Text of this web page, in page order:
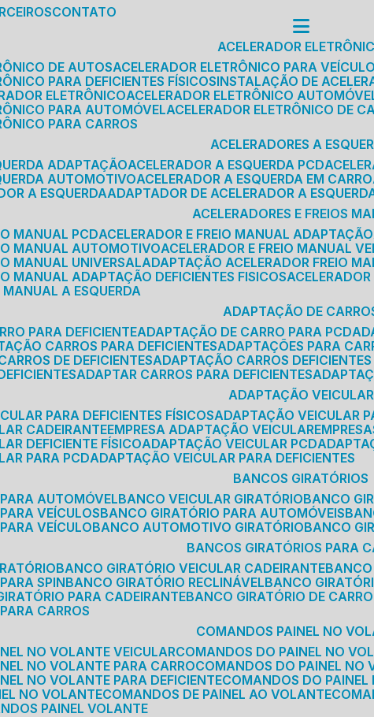
CONTATO
ACELERADOR
DE AUTOS ACELERADOR ELETRÔNICO PARA
PARA DEFICIENTES FÍSICOS INSTALAÇÃO DE
ELETRÔNICO ACELERADOR ELETRÔNICO
PARA AUTOMÓVEL ACELERADOR ELETRÔNICO DE
PARA CARROS
ACELERADORES A
ADAPTAÇÃO ACELERADOR A ESQUERDA PCD
AUTOMOTIVO ACELERADOR A ESQUERDA EM CARRO
A ESQUERDA
ADAPTADOR DE ACELERADOR A
ACELERADORES E FREIOS
MANUAL PCD ACELERADOR E FREIO MANUAL ADAPTAÇÃO
MANUAL AUTOMOTIVO ACELERADOR E FREIO MANUAL
MANUAL UNIVERSAL
ADAPTAÇÃO ACELERADOR FREIO
MANUAL ADAPTAÇÃO DEFICIENTES FISICOS
MANUAL A ESQUERDA
ADAPTAÇÃO DE
PARA DEFICIENTE
ADAPTAÇÃO DE CARRO PARA PCD
CARROS PARA DEFICIENTES
ADAPTAÇÕES PARA
DE DEFICIENTES
ADAPTAÇÃO CARROS
ADAPTAR CARROS PARA DEFICIENTES
ADAPTAÇÃO VEICULAR
PARA DEFICIENTES FÍSICOS
ADAPTAÇÃO VEICULAR
CADEIRANTE EMPRESA ADAPTAÇÃO VEICULAR
DEFICIENTE FÍSICO
ADAPTAÇÃO VEICULAR PCD
PARA PCD
ADAPTAÇÃO VEICULAR PARA DEFICIENTES
BANCOS GIRATÓRIOS
AUTOMÓVEL
BANCO VEICULAR GIRATÓRIO BANCO
VEÍCULOS
BANCO GIRATÓRIO PARA AUTOMÓVEIS
VEÍCULO
BANCO AUTOMOTIVO GIRATÓRIO BANCO
BANCOS GIRATÓRIOS PARA
BANCO GIRATÓRIO VEICULAR CADEIRANTE
SPIN
BANCO GIRATÓRIO RECLINÁVEL BANCO
PARA CADEIRANTE BANCO GIRATÓRIO DE
CARROS
COMANDOS PAINEL NO
NO VOLANTE VEICULAR
COMANDOS DO PAINEL NO
NO VOLANTE PARA CARRO
COMANDOS DO PAINEL NO
NO VOLANTE PARA DEFICIENTE
COMANDOS DO
NO VOLANTE
COMANDOS DE PAINEL AO VOLANTE
PAINEL VOLANTE